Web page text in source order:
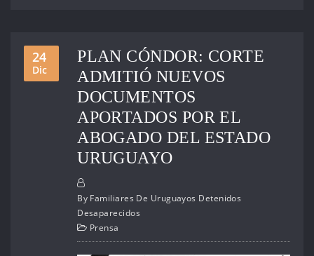
24
Dic
PLAN CÓNDOR: CORTE
ADMITIÓ NUEVOS
DOCUMENTOS
APORTADOS POR EL
ABOGADO DEL ESTADO
URUGUAYO
By Familiares De Uruguayos Detenidos
Desaparecidos
Prensa